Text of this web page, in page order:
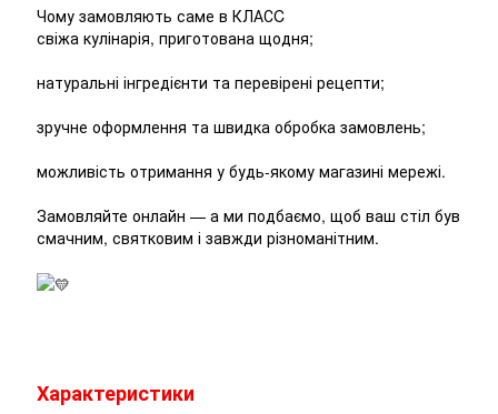
Чому замовляють саме в КЛАСC
свіжа кулінарія, приготована щодня;
натуральні інгредієнти та перевірені рецепти;
зручне оформлення та швидка обробка замовлень;
можливість отримання у будь-якому магазині мережі.
Замовляйте онлайн — а ми подбаємо, щоб ваш стіл був
смачним, святковим і завжди різноманітним.
Характеристики